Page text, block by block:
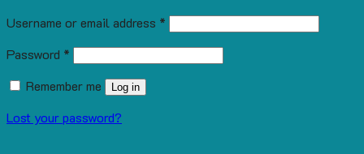
Username or email address *
Password *
Remember me
Log in
Lost your password?